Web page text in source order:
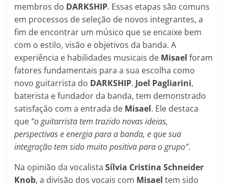
membros do DARKSHIP. Essas etapas são comuns
em processos de seleção de novos integrantes, a
fim de encontrar um músico que se encaixe bem
com o estilo, visão e objetivos da banda. A
experiência e habilidades musicais de Misael foram
fatores fundamentais para a sua escolha como
novo guitarrista do DARKSHIP. Joel Pagliarini,
baterista e fundador da banda, tem demonstrado
satisfação com a entrada de Misael. Ele destaca
que “o guitarrista tem trazido novas ideias,
perspectivas e energia para a banda, e que sua
integração tem sido muito positiva para o grupo”.
Na opinião da vocalistaSílvia Cristina Schneider
Knob, a divisão dos vocais com Misaeltem sido